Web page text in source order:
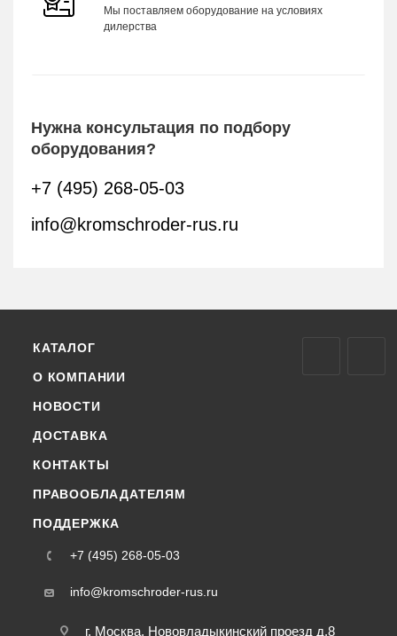
Мы поставляем оборудование на условиях
дилерства
Нужна консультация по подбору
оборудования?
+7 (495) 268-05-03
info@kromschroder-rus.ru
КАТАЛОГ
О КОМПАНИИ
НОВОСТИ
ДОСТАВКА
КОНТАКТЫ
ПРАВООБЛАДАТЕЛЯМ
ПОДДЕРЖКА
+7 (495) 268-05-03
info@kromschroder-rus.ru
г. Москва, Нововладыкинский проезд д.8